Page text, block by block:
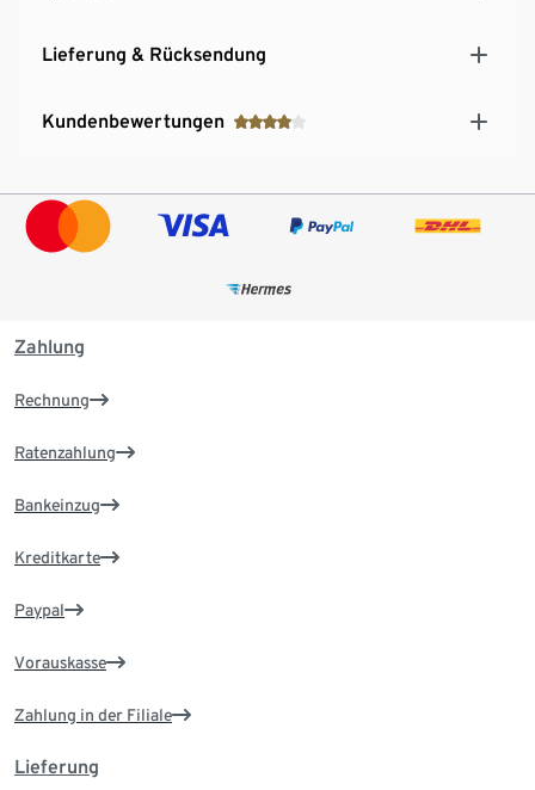
Lieferung & Rücksendung
Kundenbewertungen
Zahlung
Rechnung
Ratenzahlung
Bankeinzug
Kreditkarte
Paypal
Vorauskasse
Zahlung in der Filiale
Lieferung